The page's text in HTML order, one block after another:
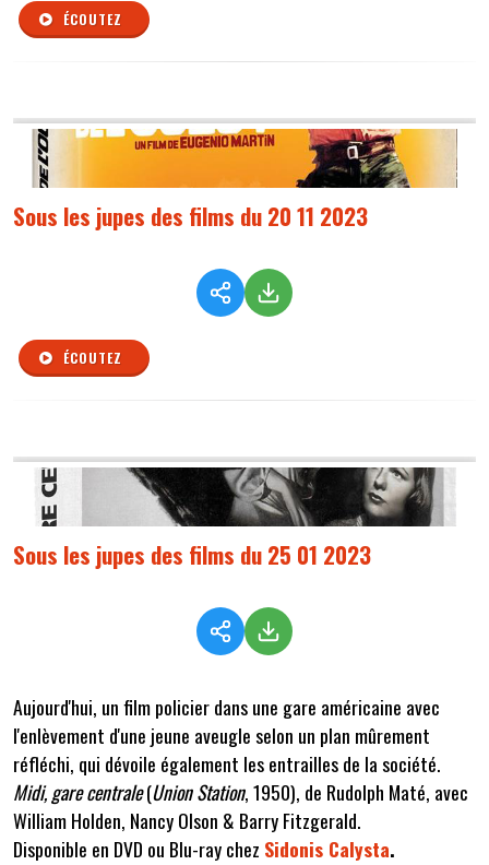
ÉCOUTEZ
Sous les jupes des films du 20 11 2023
ÉCOUTEZ
Sous les jupes des films du 25 01 2023
Aujourd'hui, un film policier dans une gare américaine avec
l'enlèvement d'une jeune aveugle selon un plan mûrement
réfléchi, qui dévoile également les entrailles de la société.
Midi, gare centrale(Union Station, 1950), de Rudolph Maté, avec
William Holden, Nancy Olson & Barry Fitzgerald.
Disponible en DVD ou Blu-ray chez Sidonis Calysta.